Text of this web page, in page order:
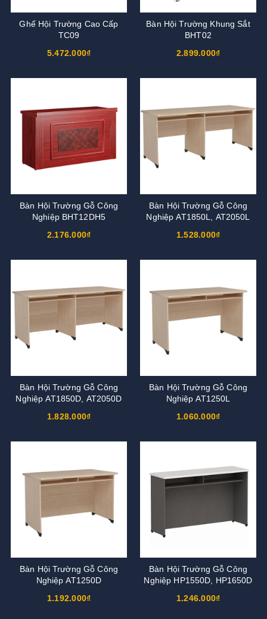
Ghế Hội Trường Cao Cấp
TC09
5.472.000₫
Bàn Hội Trường Khung Sắt
BHT02
2.899.000₫
Bàn Hội Trường Gỗ Công
Nghiệp BHT12DH5
2.176.000₫
Bàn Hội Trường Gỗ Công
Nghiệp AT1850L, AT2050L
1.528.000₫
Bàn Hội Trường Gỗ Công
Nghiệp AT1850D, AT2050D
1.828.000₫
Bàn Hội Trường Gỗ Công
Nghiệp AT1250L
1.060.000₫
Bàn Hội Trường Gỗ Công
Nghiệp AT1250D
1.192.000₫
Bàn Hội Trường Gỗ Công
Nghiệp HP1550D, HP1650D
1.246.000₫